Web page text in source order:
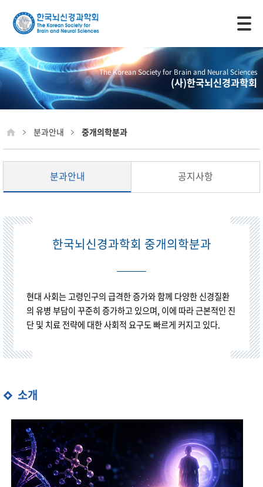
The Korean Society for Brain and Neural Sciences
(사)한국뇌신경과학회
분과안내 중개의학분과
분과안내 공지사항
한국뇌신경과학회 중개의학분과
현대 사회는 고령인구의 급격한 증가와 함께 다양한 신경질환
의 유병 부담이 꾸준히 증가하고 있으며, 이에 따라 근본적인 진
단 및 치료 전략에 대한 사회적 요구도 빠르게 커지고 있다.
소개